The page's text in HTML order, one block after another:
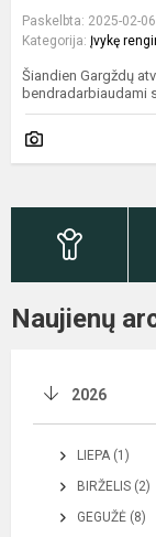
Paskelbta: 2025-02-06
Kategorija: Įvykę
Šiandien Gargždų
bendradarbiaudami
Naujienų
2026
LIEPA (1)
BIRŽELIS (2)
GEGUŽĖ (8)